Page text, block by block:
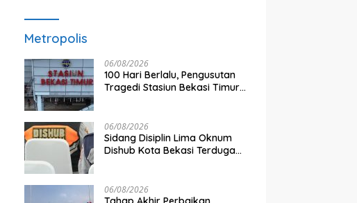
Metropolis
06/08/2026
100 Hari Berlalu, Pengusutan
Tragedi Stasiun Bekasi Timur
06/08/2026
Sidang Disiplin Lima Oknum
Dishub Kota Bekasi Terduga
06/08/2026